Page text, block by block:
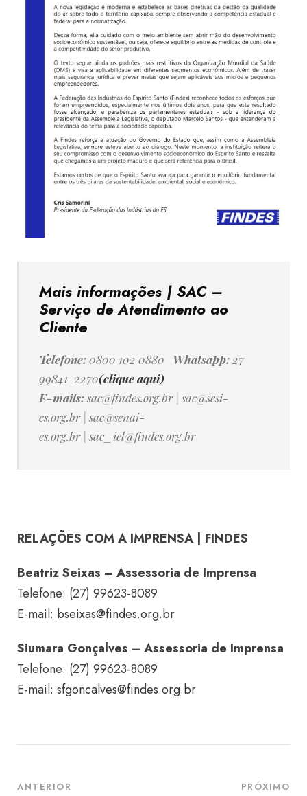
Mais informações | SAC –
Serviço de Atendimento ao
Cliente
Telefone:0800 102 0880 Whatsapp: 27
99841-2270(clique aqui)
E-mails:sac@findes.org.br|sac@sesi-
es.org.br|sac@senai-
es.org.br|sac_iel@findes.org.br
RELAÇÕES COM A IMPRENSA | FINDES
Beatriz Seixas – Assessoria de Imprensa
Telefone: (27) 99623-8089
E-mail: bseixas@findes.org.br
Siumara Gonçalves – Assessoria de Imprensa
Telefone: (27) 99623-8089
E-mail: sfgoncalves@findes.org.br
ANTERIOR PRÓXIMO